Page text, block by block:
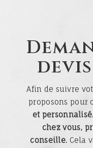
Afin de suivre
proposons pour
et personnalisé.
chez vous,
conseille. Cela